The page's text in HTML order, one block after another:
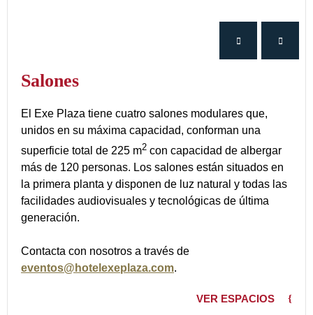
Salones
El Exe Plaza tiene cuatro salones modulares que,
unidos en su máxima capacidad, conforman una
superficie total de 225 m2 con capacidad de albergar
más de 120 personas. Los salones están situados en
la primera planta y disponen de luz natural y todas las
facilidades audiovisuales y tecnológicas de última
generación.
Contacta con nosotros a través de
eventos@hotelexeplaza.com.
VER ESPACIOS